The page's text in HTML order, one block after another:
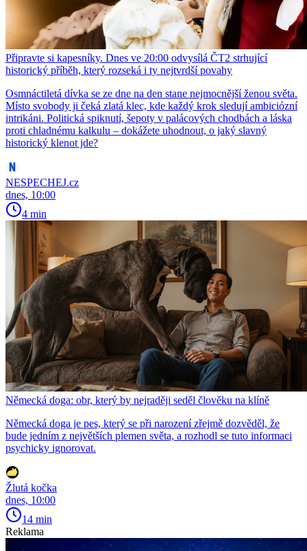
Připravte si kapesníky. Dnes ve 20:00 odvysílá ČT2 strhující
historický příběh, který rozseká i ty nejtvrdší povahy
Osmnáctiletá dívka se ze dne na den stane nejmocnější ženou světa.
Místo svobody ji čeká zlatá klec, kde každý krok sledují ambiciózní
intrikáni. Politická spiknutí, šepoty v palácových chodbách a láska
proti chladnému kalkulu – dokážete uhodnout, o jaký slavný
historický klenot jde?
NESPECHEJ.cz
dnes, 10:00
4 min
Německá doga: obr, který by nejraději seděl člověku na klíně
Německá doga je pes, který se při narození zřejmě dozvěděl, že
bude jedním z největších plemen světa, a rozhodl se tuto informaci
psychicky ignorovat.
Žlutá kočka
dnes, 10:00
14 min
Reklama